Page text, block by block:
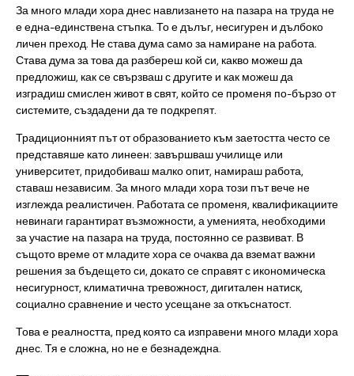
За много млади хора днес навлизането на пазара на труда не
е една-единствена стъпка. То е дълъг, несигурен и дълбоко
личен преход. Не става дума само за намиране на работа.
Става дума за това да разбереш кой си, какво можеш да
предложиш, как се свързваш с другите и как можеш да
изградиш смислен живот в свят, който се променя по-бързо от
системите, създадени да те подкрепят.
Традиционният път от образованието към заетостта често се
представяше като линеен: завършваш училище или
университет, придобиваш малко опит, намираш работа,
ставаш независим. За много млади хора този път вече не
изглежда реалистичен. Работата се променя, квалификациите
невинаги гарантират възможности, а уменията, необходими
за участие на пазара на труда, постоянно се развиват. В
същото време от младите хора се очаква да вземат важни
решения за бъдещето си, докато се справят с икономическа
несигурност, климатична тревожност, дигитален натиск,
социално сравнение и често усещане за откъснатост.
Това е реалността, пред която са изправени много млади хора
днес. Тя е сложна, но не е безнадеждна.